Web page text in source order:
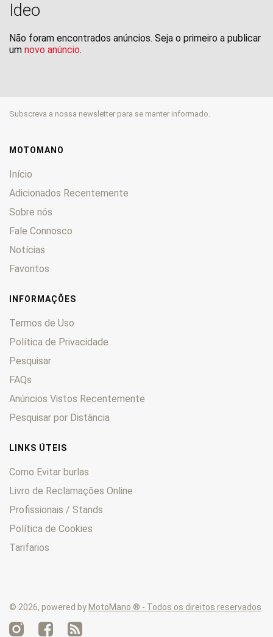
Ideo
Não foram encontrados anúncios. Seja o primeiro a publicar
um novo anúncio.
Subscreva a nossa newsletter para se manter informado.
MOTOMANO
Início
Adicionados Recentemente
Sobre nós
Fale Connosco
Notícias
Favoritos
INFORMAÇÕES
Termos de Uso
Política de Privacidade
Pesquisar
FAQs
Anúncios Vistos Recentemente
Pesquisar por Distância
LINKS ÚTEIS
Como Evitar burlas
Livro de Reclamações Online
Profissionais / Stands
Política de Cookies
Tarifarios
© 2026, powered by MotoMano ® - Todos os direitos reservados